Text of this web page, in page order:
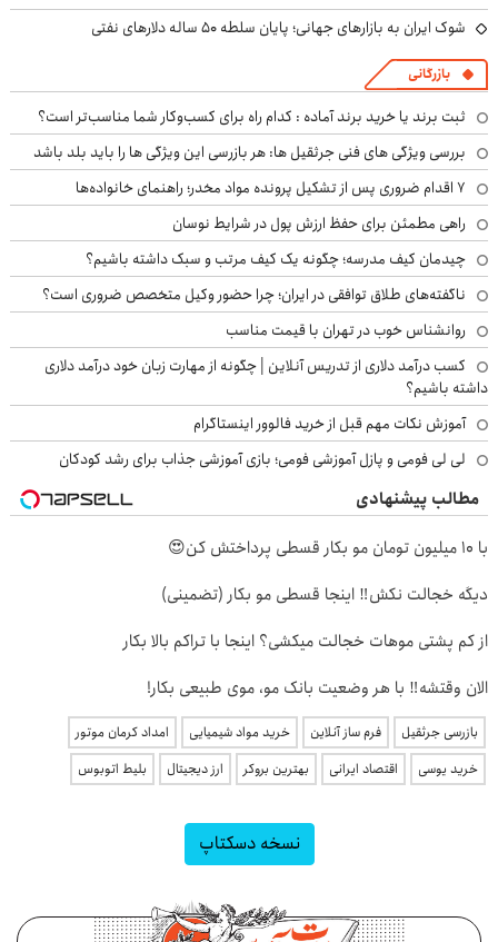
شوک ایران به بازارهای جهانی؛ پایان سلطه ۵۰ ساله دلارهای نفتی
بازرگانی
ثبت برند یا خرید برند آماده : کدام راه برای کسب‌وکار شما مناسب‌تر است؟
بررسی ویژگی های فنی جرثقیل ها: هر بازرسی این ویژگی ها را باید بلد باشد
۷ اقدام ضروری پس از تشکیل پرونده مواد مخدر؛ راهنمای خانواده‌ها
راهی مطمئن برای حفظ ارزش پول در شرایط نوسان
چیدمان کیف مدرسه؛ چگونه یک کیف مرتب و سبک داشته باشیم؟
ناگفته‌های طلاق توافقی در ایران؛ چرا حضور وکیل متخصص ضروری است؟
روانشناس خوب در تهران با قیمت مناسب
کسب درآمد دلاری از تدریس آنلاین | چگونه از مهارت زبان خود درآمد دلاری
داشته باشیم؟
آموزش نکات مهم قبل از خرید فالوور اینستاگرام
لی لی فومی و پازل آموزشی فومی؛ بازی آموزشی جذاب برای رشد کودکان
مطالب پیشنهادی
با 10 میلیون تومان مو بکار قسطی پرداختش کن😍
دیگه خجالت نکش‼️ اینجا قسطی مو بکار (تضمینی)
از کم پشتی موهات خجالت میکشی؟ اینجا با تراکم بالا بکار
الان وقتشه‼️ با هر وضعیت بانک مو، موی طبیعی بکار!
بازرسی جرثقیل فرم ساز آنلاین خرید مواد شیمیایی
امداد کرمان موتور
خرید یوسی
اقتصاد ایرانی بهترین بروکر ارز دیجیتال بلیط اتوبوس
نسخه دسکتاپ